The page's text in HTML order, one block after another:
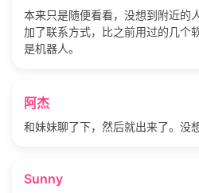
本来只是随便看看，没想到附近的
加了联系方式，比之前用过的几个
是机器人。
阿杰
和妹妹聊了下，然后就出来了。没
Sunny